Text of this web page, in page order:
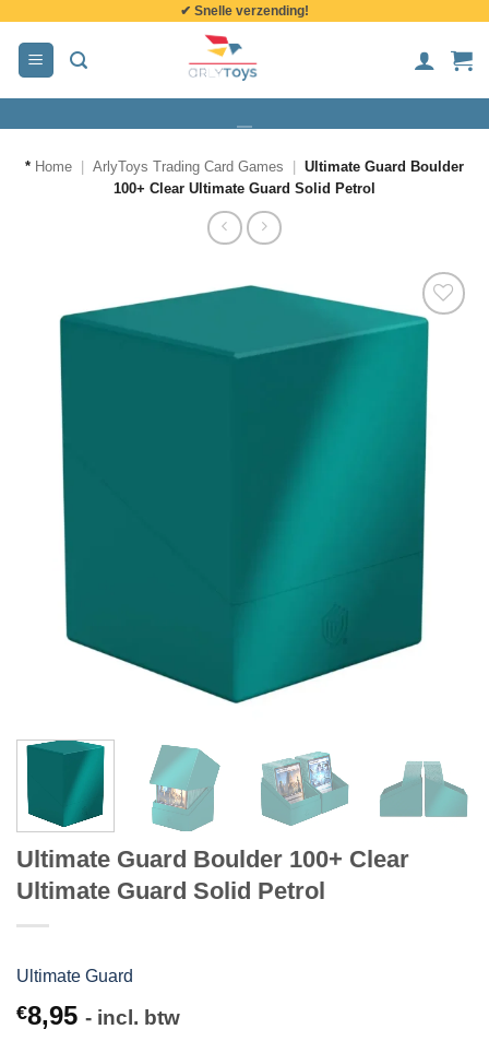
inhoud
✔ Snelle verzending!
* Home ArlyToys Trading Card Games
Ultimate Guard Boulder
100+ Clear Ultimate Guard Solid Petrol
Ultimate Guard Boulder 100+ Clear
Ultimate Guard Solid Petrol
Ultimate Guard
€8,95 - incl. btw